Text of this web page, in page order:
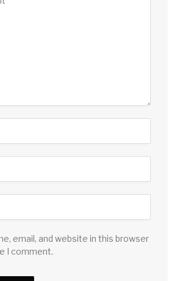
email, and website in this browser
I comment.